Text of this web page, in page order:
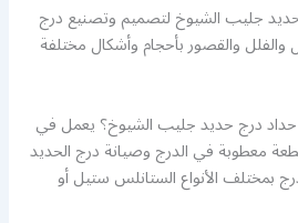
جليب الشيوخ لتصميم وتصنيع درج
والقصور بأحجام وأشكال مختلفة
حداد درج حديد جليب الشيوخ؟ يعمل في
معطوبة في الدرج وصيانة درج الحديد
بمختلف الأنواع الستانلس ستيل أو